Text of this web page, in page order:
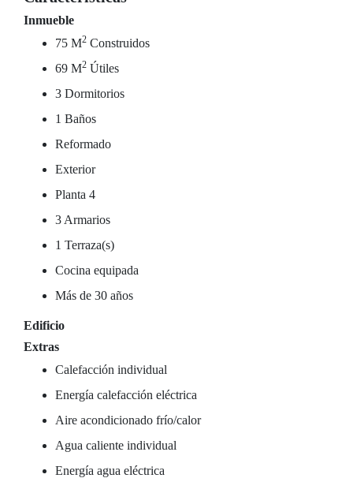
Inmueble
75 M2 Construidos
69 M2 Útiles
3 Dormitorios
1 Baños
Reformado
Exterior
Planta 4
3 Armarios
1 Terraza(s)
Cocina equipada
Más de 30 años
Edificio
Extras
Calefacción individual
Energía calefacción eléctrica
Aire acondicionado frío/calor
Agua caliente individual
Energía agua eléctrica